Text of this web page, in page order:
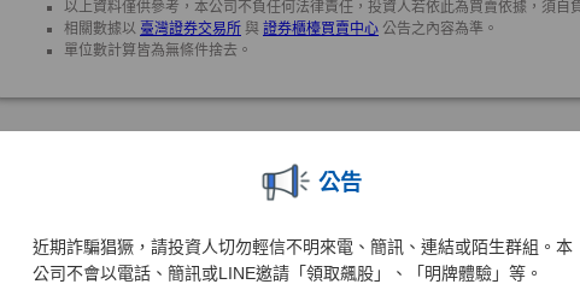
公告
近期詐騙猖獗，請投資人切勿輕信不明來電、簡訊、連結或陌生群組。本
公司不會以電話、簡訊或LINE邀請「領取飆股」、「明牌體驗」等。